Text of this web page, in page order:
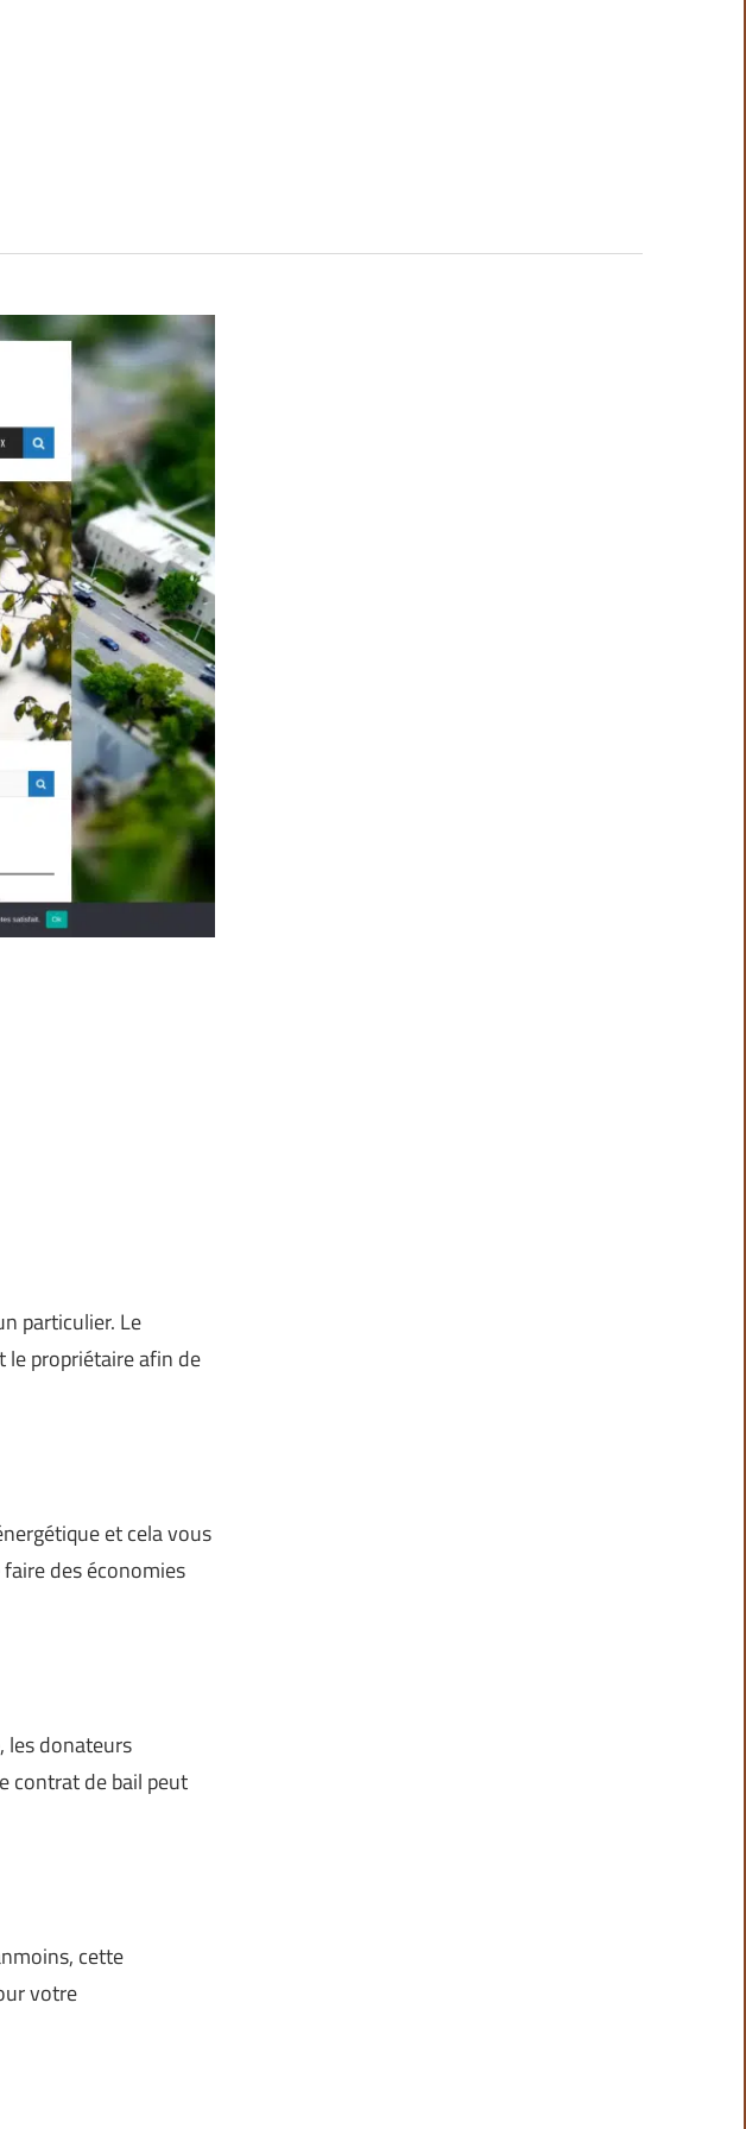
particulier. Le
le propriétaire afin de
et cela vous
des économies
les donateurs
contrat de bail peut
cette
votre